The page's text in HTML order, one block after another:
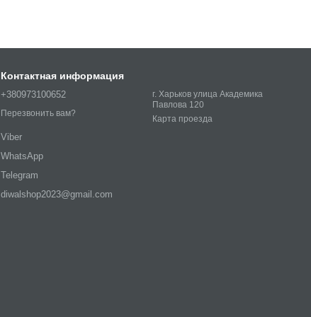
Контактная информация
+380973100652
Перезвонить вам?
Viber
WhatsApp
Telegram
diwalshop2023@gmail.com
г. Харьков улица Академика
Павлова 120
Карта проезда